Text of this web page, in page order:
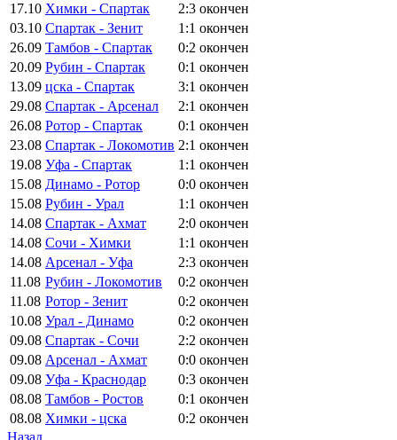
17.10 Химки - Спартак 2:3 окончен
03.10 Спартак - Зенит 1:1 окончен
26.09 Тамбов - Спартак 0:2 окончен
20.09 Рубин - Спартак 0:1 окончен
13.09 цска - Спартак 3:1 окончен
29.08 Спартак - Арсенал 2:1 окончен
26.08 Ротор - Спартак 0:1 окончен
23.08 Спартак - Локомотив 2:1 окончен
19.08 Уфа - Спартак 1:1 окончен
15.08 Динамо - Ротор 0:0 окончен
15.08 Рубин - Урал 1:1 окончен
14.08 Спартак - Ахмат 2:0 окончен
14.08 Сочи - Химки 1:1 окончен
14.08 Арсенал - Уфа 2:3 окончен
11.08 Рубин - Локомотив 0:2 окончен
11.08 Ротор - Зенит 0:2 окончен
10.08 Урал - Динамо 0:2 окончен
09.08 Спартак - Сочи 2:2 окончен
09.08 Арсенал - Ахмат 0:0 окончен
09.08 Уфа - Краснодар 0:3 окончен
08.08 Тамбов - Ростов 0:1 окончен
08.08 Химки - цска 0:2 окончен
Назад